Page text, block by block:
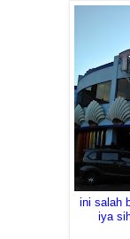
ini salah
iya